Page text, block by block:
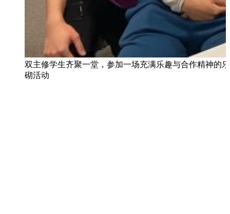
双主修学生齐聚一堂，参加一场充满乐趣与合作精神的
砌活动